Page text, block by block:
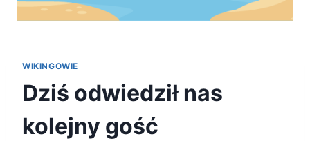
WIKINGOWIE
Dziś odwiedził nas
kolejny gość